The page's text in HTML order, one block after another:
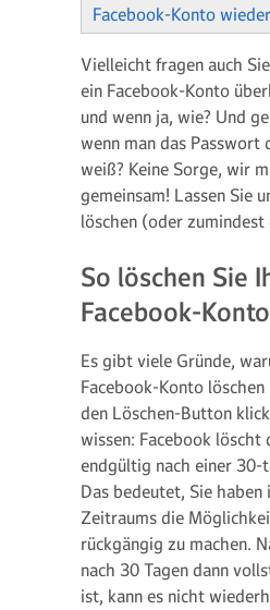
Facebook-Konto
Vielleicht fragen auch
ein Facebook-Konto
und wenn ja, wie? Und
wenn man das Passwort
weiß? Keine Sorge, wir
gemeinsam! Lassen Sie
löschen (oder
So löschen Sie
Facebook-Konto
Es gibt viele Gründe,
Facebook-Konto
den Löschen-Button
wissen: Facebook löscht
endgültig nach einer 30-
Das bedeutet, Sie haben
Zeitraums die
rückgängig zu machen.
nach 30 Tagen dann
ist, kann es nicht